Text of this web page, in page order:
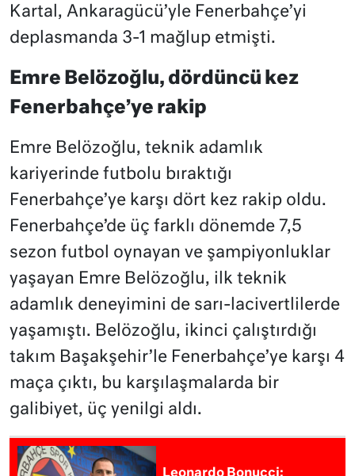
Kartal, Ankaragücü’yle Fenerbahçe’yi
deplasmanda 3-1 mağlup etmişti.
Emre Belözoğlu, dördüncü kez
Fenerbahçe’ye rakip
Emre Belözoğlu, teknik adamlık
kariyerinde futbolu bıraktığı
Fenerbahçe’ye karşı dört kez rakip oldu.
Fenerbahçe’de üç farklı dönemde 7,5
sezon futbol oynayan ve şampiyonluklar
yaşayan Emre Belözoğlu, ilk teknik
adamlık deneyimini de sarı-lacivertlilerde
yaşamıştı. Belözoğlu, ikinci çalıştırdığı
takım Başakşehir’le Fenerbahçe’ye karşı 4
maça çıktı, bu karşılaşmalarda bir
galibiyet, üç yenilgi aldı.
Leonardo Bonucci: